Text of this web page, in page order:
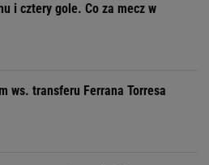
i cztery gole. Co za mecz w
ws. transferu Ferrana Torresa